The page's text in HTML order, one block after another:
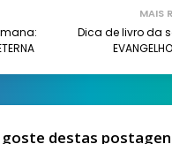
MAIS
Dica de livro da
goste destas